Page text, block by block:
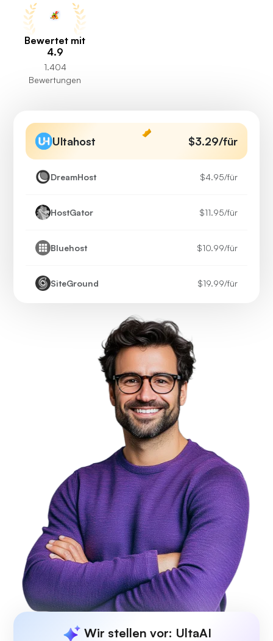
Bewertet mit
4.9
1.404
Bewertungen
Ultahost $3.29/für
DreamHost $4.95/für
HostGator $11.95/für
Bluehost $10.99/für
SiteGround $19.99/für
Wir stellen vor: UltaAI